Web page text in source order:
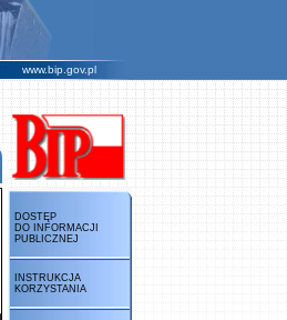
www.bip.gov.pl
DOSTĘP
DO INFORMACJI
PUBLICZNEJ
INSTRUKCJA
KORZYSTANIA